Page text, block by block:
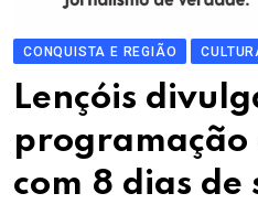
CONQUISTA E REGIÃO
Lençóis
programação
com 8 dias de